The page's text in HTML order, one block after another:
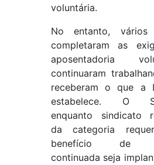
voluntária.
No entanto, vários
completaram as
aposentadoria
continuaram
receberam o que a
estabelece. O
enquanto sindicato
da categoria
benefício de
continuada seja